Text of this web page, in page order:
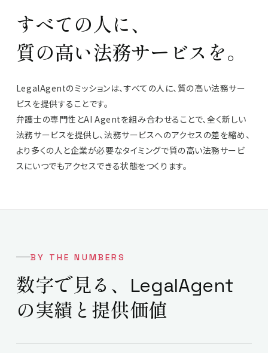
すべての人に、
質の高い法務サービスを。
LegalAgentのミッションは、すべての人に、質の高い法務サー
ビスを提供することです。
弁護士の専門性とAI Agentを組み合わせることで、全く新しい
法務サービスを提供し、法務サービスへのアクセスの差を縮め、
より多くの人と企業が必要なタイミングで質の高い法務サービ
スにいつでもアクセスできる状態をつくります。
BY THE NUMBERS
数字で見る、 LegalAgent
の実績と提供価値